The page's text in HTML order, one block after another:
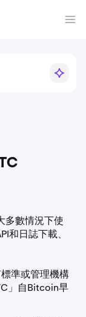
多數情況下使
和日誌下載、
準或管理機構
」自Bitcoin早